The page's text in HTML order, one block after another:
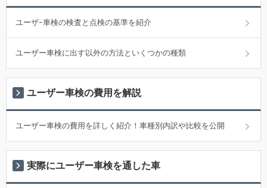
ユーザｰ車検の検査と点検の基準を紹介
ユーザー車検に出す以外の方法といくつかの種類
ユーザー車検の費用を解説
ユーザー車検の費用を詳しく紹介！車種別内訳や比較を公開
実際にユーザー車検を通した車